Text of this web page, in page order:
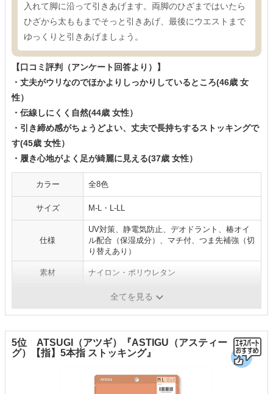
入れて脚に沿って引きあげます。両脚のひざまではいたら
ひざから太ももまでそっと引きあげ、最後にウエストまで
ゆっくりと引きあげましょう。
【口コミ評判（アンケート回答より）】
・丈夫がウリなのでほかよりしっかりしているところ(46歳 女
性）
・伝線しにくく自然(44歳 女性）
・引き締め感がちょうどよい、丈夫で長持ちするストッキングで
す(45歳 女性）
・履き心地がよく足が綺麗に見える(37歳 女性）
カラー 全8色
サイズ M-L・L-LL
仕様
UV対策、静電気防止、デオドラント、椿オイ
ル配合（保湿成分）、マチ付、つま先補強（切
り替えあり）
素材 ナイロン・ポリウレタン
全てを見る
5位 ATSUGI（アツギ）『ASTIGU（アスティー
グ）【指】5本指 ストッキング』